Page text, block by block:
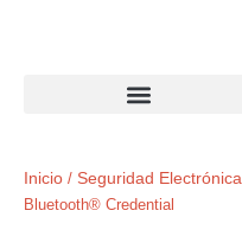
Inicio / Seguridad Electrónica
Bluetooth® Credential